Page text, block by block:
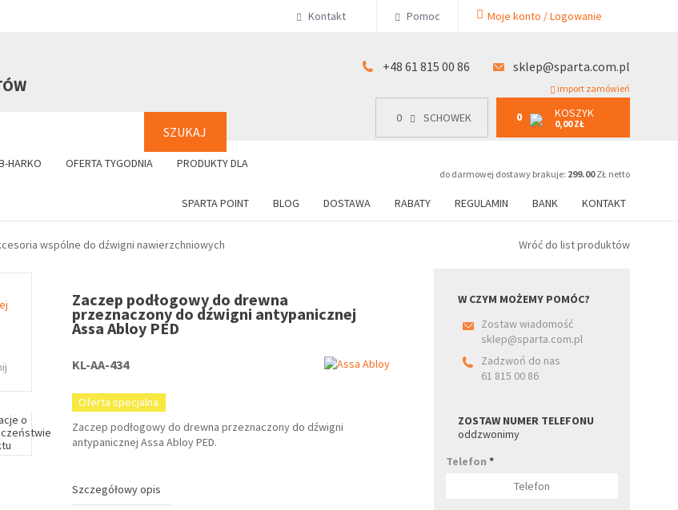
Kontakt Pomoc Moje konto / Logowanie
SZUKAJ
+48 61 815 00 86 sklep@sparta.com.pl
import zamówień
0 SCHOWEK 0 KOSZYK
0,00 ZŁ
do darmowej dostawy brakuje: 299.00ZŁ netto
HARKO OFERTA TYGODNIA PRODUKTY DLA
SPARTA POINT BLOG DOSTAWA RABATY REGULAMIN BANK KONTAKT
0 SCHOWEK 0 KOSZYK
0,00 ZŁ
+48 61 815 00 86
wspólne do dźwigni nawierzchniowych Wróć do list produktów
o
Zaczep podłogowy do drewna
przeznaczony do dźwigni antypanicznej
Assa Abloy PED
KL-AA-434
Oferta specjalna
Zaczep podłogowy do drewna przeznaczony do dźwigni
antypanicznej Assa Abloy PED.
Szczegółowy opis
W CZYM MOŻEMY POMÓC?
Zostaw wiadomość
sklep@sparta.com.pl
Zadzwoń do nas
61 815 00 86
ZOSTAW NUMER TELEFONU
oddzwonimy
Telefon*